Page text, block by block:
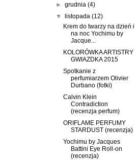
► grudnia (4)
▼ listopada (12)
Krem do twarzy na dzień i
na noc Yochimu by
Jacque...
KOLORÓWKA ARTISTRY
GWIAZDKA 2015
Spotkanie z
perfumiarzem Olivier
Durbano (fotki)
Calvin Klein
Contradiction
(recenzja perfum)
ORIFLAME PERFUMY
STARDUST (recenzja)
Yochimu by Jacques
Battini Eye Roll-on
(recenzja)